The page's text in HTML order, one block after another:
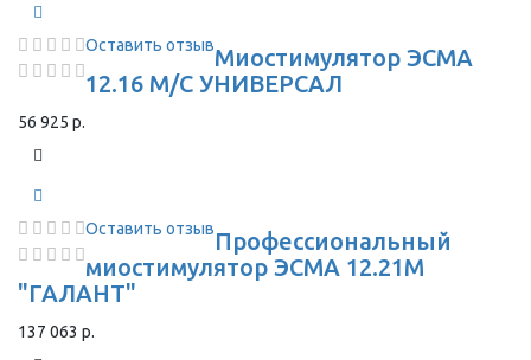
Оставить отзывМиостимулятор ЭСМА
12.16 М/С УНИВЕРСАЛ
56 925 р.
Оставить отзывПрофессиональный
миостимулятор ЭСМА 12.21М
"ГАЛАНТ"
137 063 р.